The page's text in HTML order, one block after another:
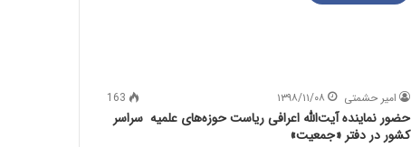
امیر حشمتی ۱۳۹۸/۱۱/۰۸ 163
حضور نماینده آیت‌الله اعرافی ریاست حوزه‌های علمیه سراسر
کشور در دفتر «جمعیت»